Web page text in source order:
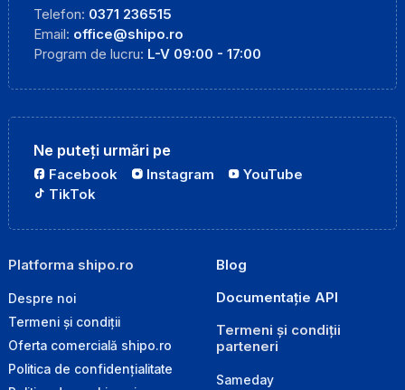
Telefon: 0371 236515
Email: office@shipo.ro
Program de lucru: L-V 09:00 - 17:00
Ne puteți urmări pe
Facebook Instagram
YouTube
TikTok
Platforma shipo.ro
Despre noi
Termeni și condiții
Oferta comercială shipo.ro
Politica de confidențialitate
Blog
Documentație API
Termeni și condiții
parteneri
Sameday